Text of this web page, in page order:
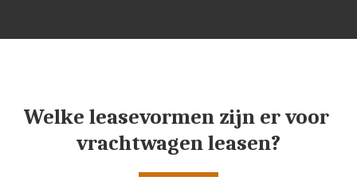
Welke leasevormen zijn er voor
vrachtwagen leasen?